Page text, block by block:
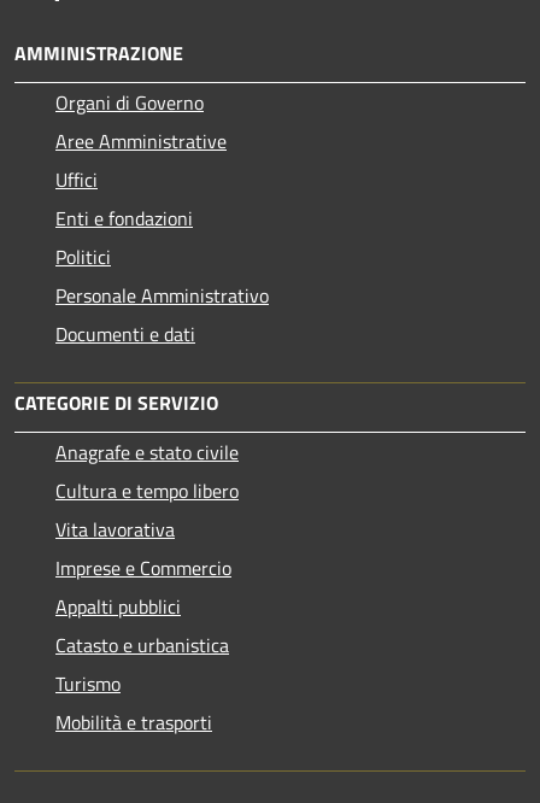
AMMINISTRAZIONE
Organi di Governo
Aree Amministrative
Uffici
Enti e fondazioni
Politici
Personale Amministrativo
Documenti e dati
CATEGORIE DI SERVIZIO
Anagrafe e stato civile
Cultura e tempo libero
Vita lavorativa
Imprese e Commercio
Appalti pubblici
Catasto e urbanistica
Turismo
Mobilità e trasporti